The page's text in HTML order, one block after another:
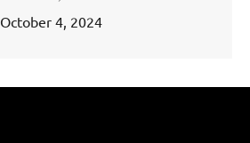
October 4, 2024